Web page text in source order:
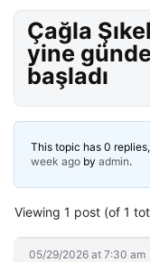
Çağla
yine
başladı
This topic has 0
week ago by admin.
Viewing 1 post (of 1
05/29/2026 at 7:30 am